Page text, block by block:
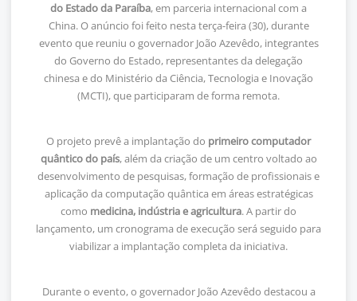
do Estado da Paraíba, em parceria internacional com a
China. O anúncio foi feito nesta terça-feira (30), durante
evento que reuniu o governador João Azevêdo, integrantes
do Governo do Estado, representantes da delegação
chinesa e do Ministério da Ciência, Tecnologia e Inovação
(MCTI), que participaram de forma remota.
O projeto prevê a implantação do primeiro computador
quântico do país, além da criação de um centro voltado ao
desenvolvimento de pesquisas, formação de profissionais e
aplicação da computação quântica em áreas estratégicas
como medicina, indústria e agricultura. A partir do
lançamento, um cronograma de execução será seguido para
viabilizar a implantação completa da iniciativa.
Durante o evento, o governador João Azevêdo destacou a